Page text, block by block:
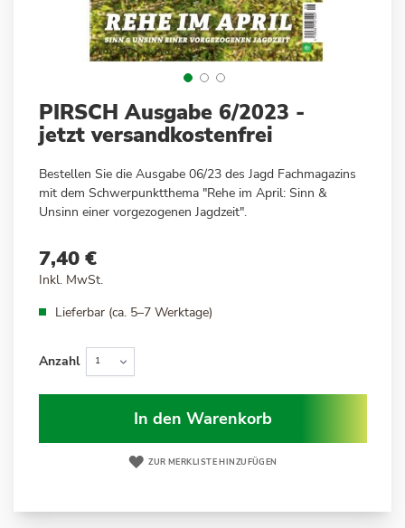
Anfang
der
springen
PIRSCH Ausgabe 6/2023 -
jetzt versandkostenfrei
Bestellen Sie die Ausgabe 06/23 des Jagd Fachmagazins
mit dem Schwerpunktthema "Rehe im April: Sinn &
Unsinn einer vorgezogenen Jagdzeit".
7,40 €
Inkl. MwSt.
Lieferbar (ca. 5–7 Werktage)
Anzahl
In den Warenkorb
ZUR MERKLISTE HINZUFÜGEN